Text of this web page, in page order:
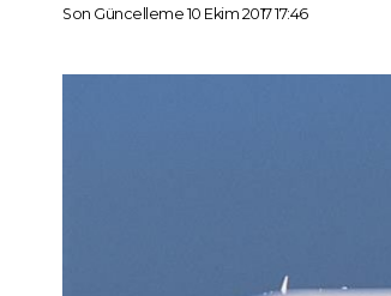
Son Güncelleme 10 Ekim 2017 17:46